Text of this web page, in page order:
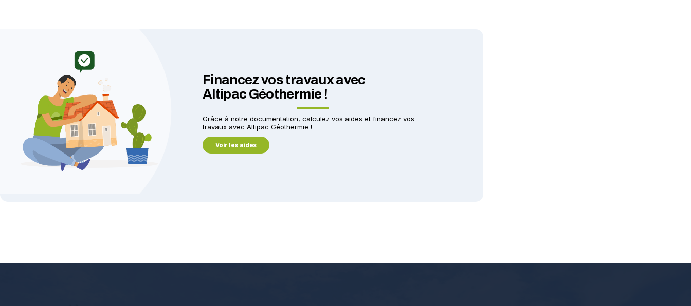
Financez vos travaux avec
Altipac Géothermie !
Grâce à notre documentation, calculez vos aides et financez vos
travaux avec Altipac Géothermie !
Voir les aides